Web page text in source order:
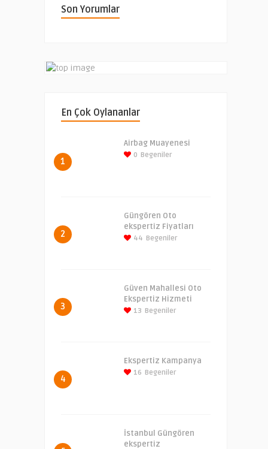
Son Yorumlar
En Çok Oylananlar
1
Airbag Muayenesi
0 Begeniler
2
Güngören Oto
ekspertiz Fiyatları
44 Begeniler
3
Güven Mahallesi Oto
Ekspertiz Hizmeti
13 Begeniler
4
Ekspertiz Kampanya
16 Begeniler
İstanbul Güngören
ekspertiz